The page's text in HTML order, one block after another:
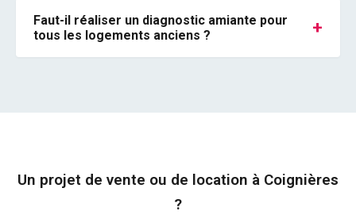
Faut-il réaliser un diagnostic amiante pour
tous les logements anciens ?
+
Un projet de vente ou de location à Coignières
?